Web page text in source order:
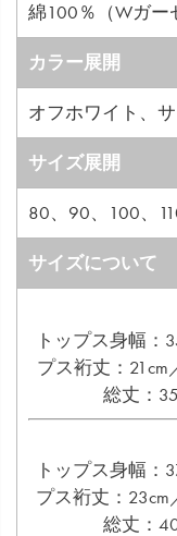
綿100％（Wガー
カラー展開
オフホワイト、
サイズ展開
80、90、100、
サイズについて
トップス身幅：
プス裄丈：
総丈：
トップス身幅：
プス裄丈：
総丈：